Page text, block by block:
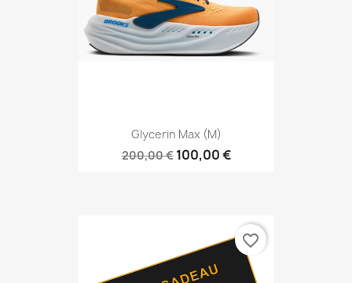
Glycerin Max (M)
200,00 € 100,00 €
favorite_border